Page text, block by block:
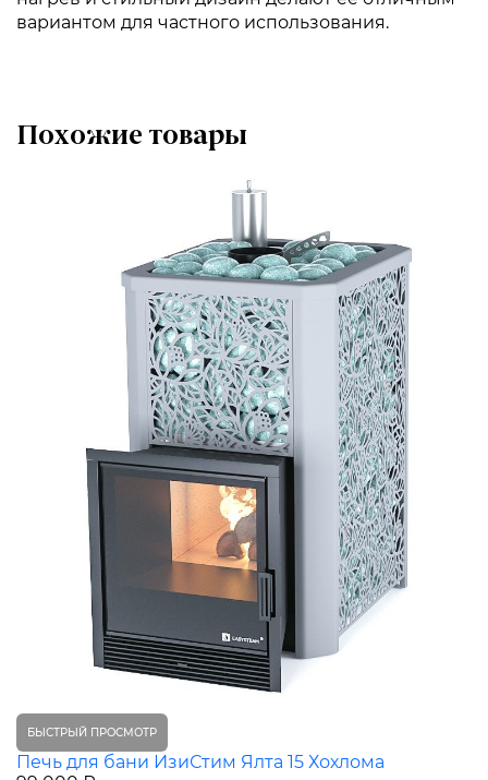
вариантом для частного использования.
Похожие товары
БЫСТРЫЙ ПРОСМОТР
Печь для бани ИзиСтим Ялта 15 Хохлома